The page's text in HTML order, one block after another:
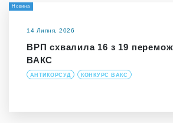
Новина
14 Липня, 2026
ВРП схвалила 16 з 19
ВАКС
АНТИКОРСУД КОНКУРС ВАКС